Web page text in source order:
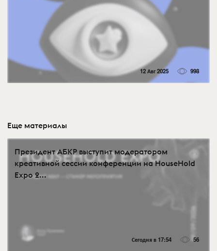
12 Авг 2025 998
Еще материалы
Президент АБКР выступит модератором
креативной сессии конференции на HouseHold
Expo 2...
Сегодня в 17:54 56